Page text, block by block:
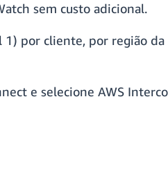
sem custo adicional.
por cliente, por região da
e selecione AWS